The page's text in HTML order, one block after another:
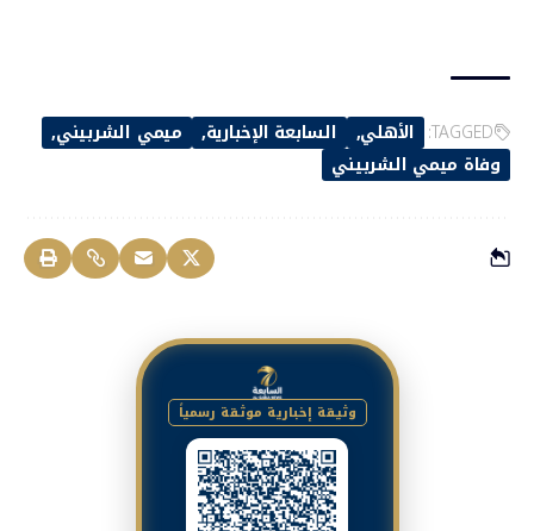
TAGGED: الأهلي السابعة الإخبارية
ميمي الشربيني
وفاة ميمي الشربيني
وثيقة إخبارية موثقة رسمياً